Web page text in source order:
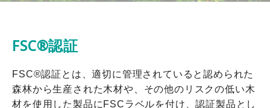
FSC®認証
FSC®認証とは、適切に管理されていると認められた
森林から生産された木材や、その他のリスクの低い木
材を使用した製品にFSCラベルを付け、認証製品とし